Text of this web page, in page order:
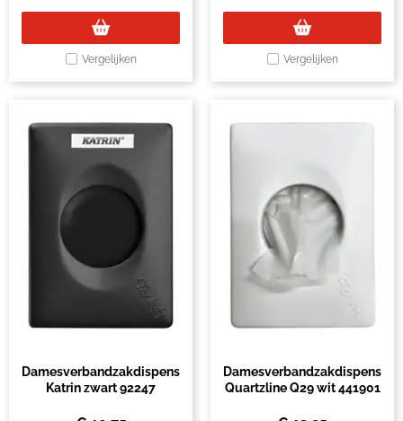
Vergelijken Vergelijken
Damesverbandzakdispenser
Katrin zwart 92247
Damesverbandzakdispenser
Quartzline Q29 wit 441901